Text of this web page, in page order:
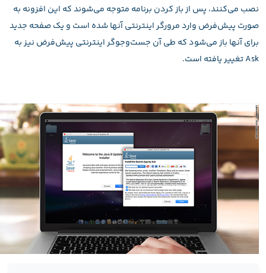
نصب می‌کنند، پس از باز کردن برنامه متوجه می‌شوند که این افزونه به
صورت پیش‌فرض وارد مرورگر اینترنتی آنها شده است و یک صفحه جدید
برای آنها باز می‌شود که طی آن جست‌وجوگر اینترنتی پیش‌فرض نیز به
Ask تغییر یافته است.